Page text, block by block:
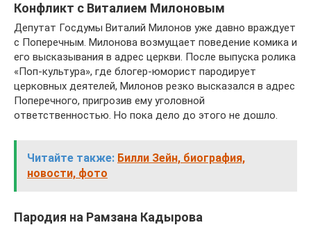
Конфликт с Виталием Милоновым
Депутат Госдумы Виталий Милонов уже давно враждует
с Поперечным. Милонова возмущает поведение комика и
его высказывания в адрес церкви. После выпуска ролика
«Поп-культура», где блогер-юморист пародирует
церковных деятелей, Милонов резко высказался в адрес
Поперечного, пригрозив ему уголовной
ответственностью. Но пока дело до этого не дошло.
Читайте также: Билли Зейн, биография,
новости, фото
Пародия на Рамзана Кадырова